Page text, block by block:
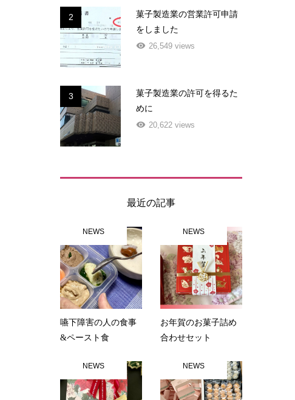
2
菓子製造業の営業許可申請
をしました
26,549 views
3
菓子製造業の許可を得るた
めに
20,622 views
最近の記事
NEWS
嚥下障害の人の食事
&ペースト食
NEWS
お年賀のお菓子詰め
合わせセット
NEWS NEWS